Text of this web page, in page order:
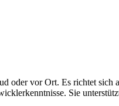
oder vor Ort. Es richtet
Sie